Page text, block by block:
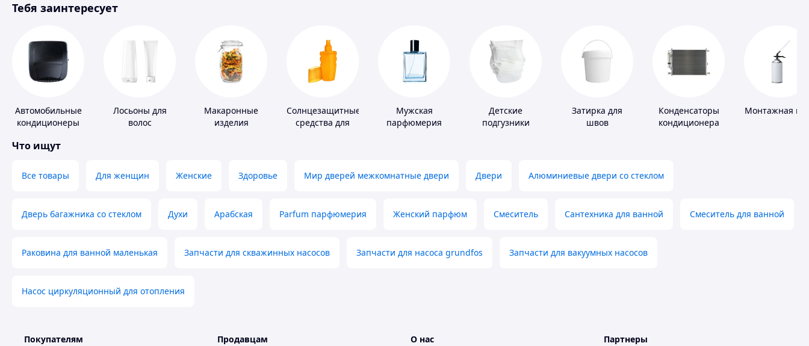
Инструмент
Тебя заинтересует
Автомобильные
кондиционеры
Лосьоны для
волос
Макаронные
изделия
Солнцезащитные
средства для
Мужская
парфюмерия
Детские
подгузники
Затирка для
швов
Конденсаторы
кондиционера
Монтажная
Что ищут
Все товары Для женщин Женские Здоровье Мир дверей межкомнатные двери Двери Алюминиевые двери со стеклом
Дверь багажника со стеклом Духи Арабская Parfum парфюмерия Женский парфюм Смеситель Сантехника для ванной Смеситель для ванной
Раковина для ванной маленькая Запчасти для скважинных насосов Запчасти для насоса grundfos Запчасти для вакуумных насосов
Насос циркуляционный для отопления
Покупателям Продавцам О нас Партнеры